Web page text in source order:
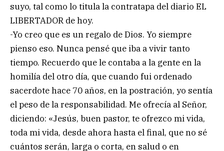
suyo, tal como lo titula la contratapa del diario EL
LIBERTADOR de hoy.
-Yo creo que es un regalo de Dios. Yo siempre
pienso eso. Nunca pensé que iba a vivir tanto
tiempo. Recuerdo que le contaba a la gente en la
homilía del otro día, que cuando fui ordenado
sacerdote hace 70 años, en la postración, yo sentía
el peso de la responsabilidad. Me ofrecía al Señor,
diciendo: «Jesús, buen pastor, te ofrezco mi vida,
toda mi vida, desde ahora hasta el final, que no sé
cuántos serán, larga o corta, en salud o en